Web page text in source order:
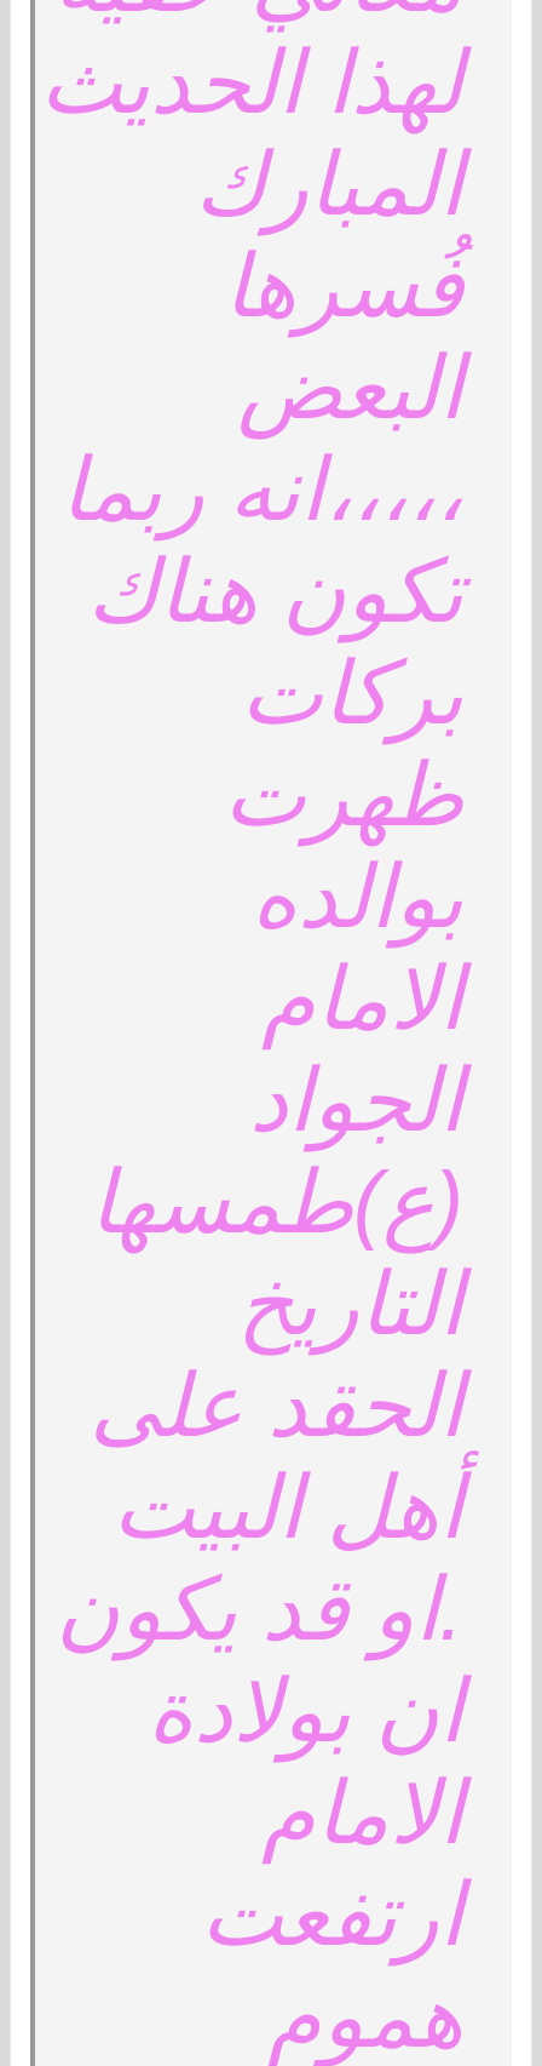
لهذا الحديث
المبارك
فُسرها
البعض
،،،،،انه ربما
تكون هناك
بركات
ظهرت
بوالده
الامام
الجواد
(ع)طمسها
التاريخ
الحقد على
أهل البيت
.او قد يكون
ان بولادة
الامام
ارتفعت
هموم